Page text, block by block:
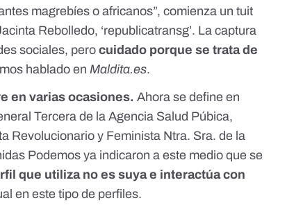
magrebíes o africanos”, comienza un tuit
Rebolledo, ‘republicatransg’. La captura
sociales, pero cuidado porquese trata de
hablado enMaldita.es.
en varias ocasiones. Ahora se define en
Tercera de la Agencia Salud Púbica,
Revolucionario y Feminista Ntra. Sra. de la
Podemos ya indicaron a este medio que se
que utiliza no es suya e interactúa con
en este tipo de perfiles.